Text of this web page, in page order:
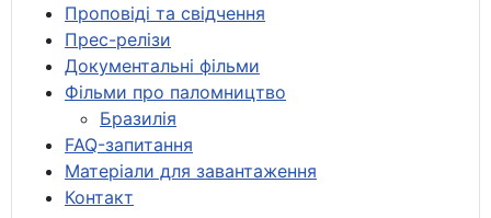
Проповіді та свідчення
Прес-релізи
Документальні фільми
Фільми про паломництво
Бразилія
FAQ-запитання
Матеріали для завантаження
Контакт